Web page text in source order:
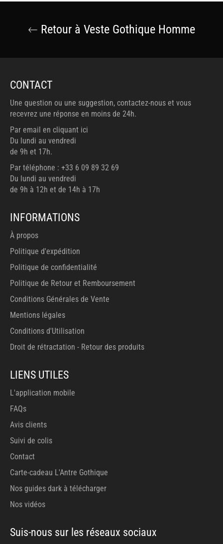
Retour à Veste Gothique Homme
CONTACT
Une question ou une suggestion, contactez-nous et vous
recevrez une réponse en moins de 24h.
Par email en cliquant ici
Du lundi au vendredi
de 9h et 17h.
Par téléphone : +33 6 09 89 32 69
Du lundi au vendredi
de 9h à 12h et de 14h à 17h
INFORMATIONS
À propos
Politique d'expédition
Politique de confidentialité
Politique de Retour et Remboursement
Conditions Générales de Vente
Mentions légales
Conditions d'Utilisation
Droit de rétractation - Retour des produits
LIENS UTILES
L'application mobile
FAQs
Avis clients
Suivi de colis
Contact
Carte-cadeau L'Antre Gothique
Nos guides dark à télécharger
Nos vidéos
Suis-nous sur les réseaux sociaux